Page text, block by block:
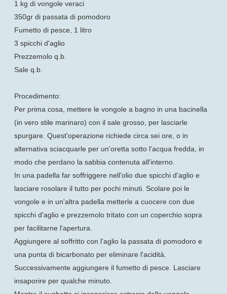
1 kg di vongole veraci
350gr di passata di pomodoro
Fumetto di pesce, 1 litro
3 spicchi d'aglio
Prezzemolo q.b.
Sale q.b.
Procedimento:
Per prima cosa, mettere le vongole a bagno in una bacinella
(in vero stile marinaro) con il sale grosso, per lasciarle
spurgare. Quest'operazione richiede circa sei ore, o in
alternativa sciacquarle per un'oretta sotto l'acqua fredda, in
modo che perdano la sabbia contenuta all'interno.
In una padella far soffriggere nell'olio due spicchi d'aglio e
lasciare rosolare il tutto per pochi minuti. Scolare poi le
vongole e in un'altra padella metterle a cuocere con due
spicchi d'aglio e prezzemolo tritato con un coperchio sopra
per facilitarne l'apertura.
Aggiungere al soffritto con l'aglio la passata di pomodoro e
una punta di bicarbonato per eliminare l'acidità.
Successivamente aggiungere il fumetto di pesce. Lasciare
insaporire per qualche minuto.